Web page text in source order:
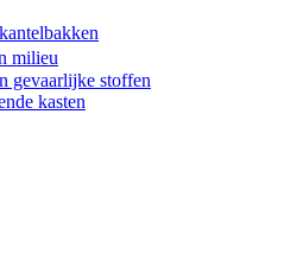
milieu
gevaarlijke stoffen
kasten